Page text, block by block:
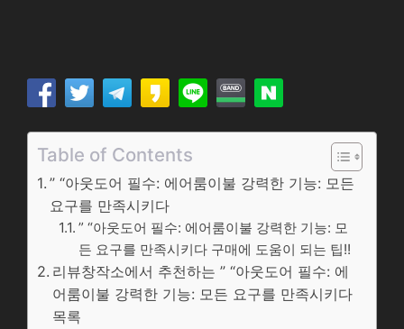
Table of Contents
” “아웃도어 필수: 에어룸이불 강력한 기능: 모든
요구를 만족시키다
” “아웃도어 필수: 에어룸이불 강력한 기능: 모
든 요구를 만족시키다 구매에 도움이 되는 팁!!
리뷰창작소에서 추천하는 ” “아웃도어 필수: 에
어룸이불 강력한 기능: 모든 요구를 만족시키다
목록